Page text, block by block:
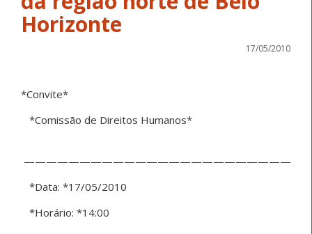
Horizonte
17/05/2010
*Convite*
*Comissão de Direitos Humanos*
————————————————————————
*Data: *17/05/2010
*Horário: *14:00